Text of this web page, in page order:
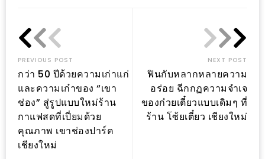
ไม่
อั้น
กิน
ไม่
ยั้ง
หมู
กระทะ
PREVIOUS POST
กว่า 50 ปีด้วยความเก่าแก่
และความเก๋าของ “เขา
ช่อง” สู่รูปแบบใหม่ร้าน
กาแฟสดที่เปี่ยมด้วย
คุณภาพ เขาช่องปาร์ค
เชียงใหม่
NEXT POST
ฟินกับหลากหลายความ
อร่อย ฉีกกฏความจำเจ
ของก๋วยเตี๋ยวแบบเดิมๆ ที่
ร้าน โซ้ยเตี๋ยว เชียงใหม่